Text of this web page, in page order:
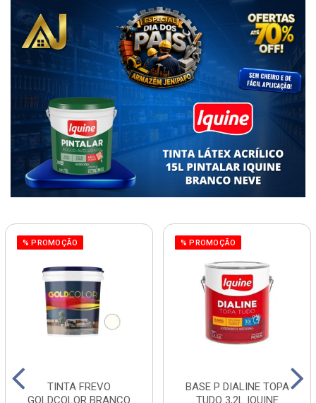
% PROMOÇÃO
TINTA FREVO
GOLDCOLOR BRANCO
% PROMOÇÃO
BASE P DIALINE TOPA
TUDO 3,2L IQUINE